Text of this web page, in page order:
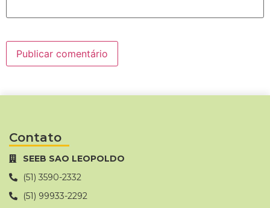
Contato
SEEB SAO LEOPOLDO
(51) 3590-2332
(51) 99933-2292